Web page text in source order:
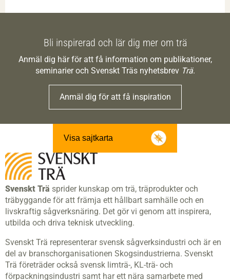
Bli inspirerad och lär dig mer om trä
Anmäl dig här för att få information om publikationer,
seminarier och Svenskt Träs nyhetsbrev Trä.
Anmäl dig för att få inspiration
Visa sajtkarta
Svenskt Trä sprider kunskap om trä, träprodukter och
träbyggande för att främja ett hållbart samhälle och en
livskraftig sågverksnäring. Det gör vi genom att inspirera,
utbilda och driva teknisk utveckling.
Svenskt Trä representerar svensk sågverksindustri och är en
del av branschorganisationen Skogsindustrierna. Svenskt
Trä företräder också svensk limträ-, KL-trä- och
förpackningsindustri samt har ett nära samarbete med